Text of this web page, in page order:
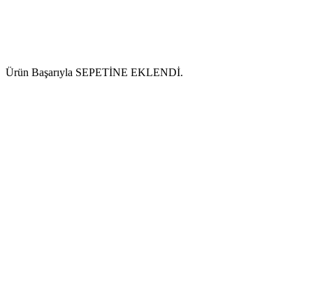
Ürün Başarıyla SEPETİNE EKLENDİ.